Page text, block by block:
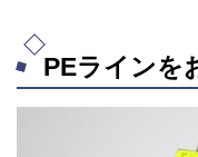
PEラインを